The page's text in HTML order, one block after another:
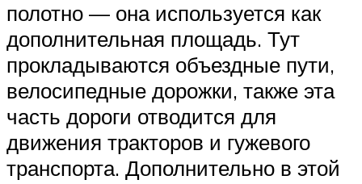
полотно — она используется как
дополнительная площадь. Тут
прокладываются объездные пути,
велосипедные дорожки, также эта
часть дороги отводится для
движения тракторов и гужевого
транспорта. Дополнительно в этой